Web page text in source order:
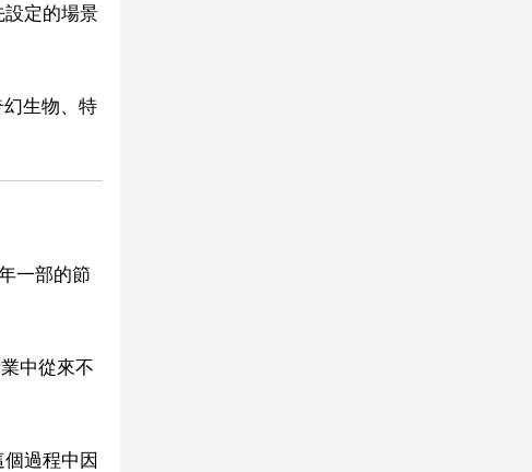
定的場景
生物、特
一部的節
中從來不
過程中因